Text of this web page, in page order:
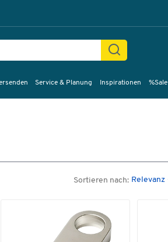
Service & Planung Inspirationen %Sale
Sortieren nach: Relevanz